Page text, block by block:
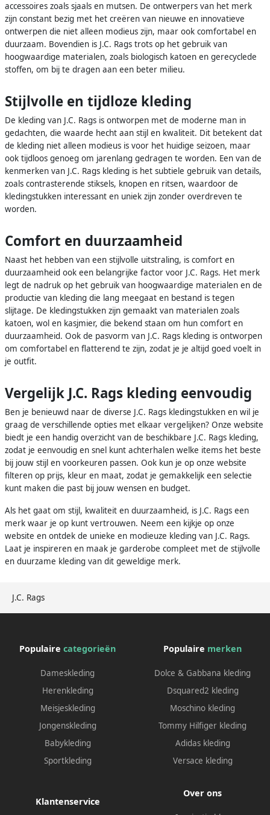
J.C. Rags
accessoires zoals sjaals en mutsen. De ontwerpers van het merk
zijn constant bezig met het creëren van nieuwe en innovatieve
ontwerpen die niet alleen modieus zijn, maar ook comfortabel en
duurzaam. Bovendien is J.C. Rags trots op het gebruik van
hoogwaardige materialen, zoals biologisch katoen en gerecyclede
stoffen, om bij te dragen aan een beter milieu.
Stijlvolle en tijdloze kleding
De kleding van J.C. Rags is ontworpen met de moderne man in
gedachten, die waarde hecht aan stijl en kwaliteit. Dit betekent dat
de kleding niet alleen modieus is voor het huidige seizoen, maar
ook tijdloos genoeg om jarenlang gedragen te worden. Een van de
kenmerken van J.C. Rags kleding is het subtiele gebruik van details,
zoals contrasterende stiksels, knopen en ritsen, waardoor de
kledingstukken interessant en uniek zijn zonder overdreven te
worden.
Comfort en duurzaamheid
Naast het hebben van een stijlvolle uitstraling, is comfort en
duurzaamheid ook een belangrijke factor voor J.C. Rags. Het merk
legt de nadruk op het gebruik van hoogwaardige materialen en de
productie van kleding die lang meegaat en bestand is tegen
slijtage. De kledingstukken zijn gemaakt van materialen zoals
katoen, wol en kasjmier, die bekend staan om hun comfort en
duurzaamheid. Ook de pasvorm van J.C. Rags kleding is ontworpen
om comfortabel en flatterend te zijn, zodat je je altijd goed voelt in
je outfit.
Vergelijk J.C. Rags kleding eenvoudig
Ben je benieuwd naar de diverse J.C. Rags kledingstukken en wil je
graag de verschillende opties met elkaar vergelijken? Onze website
biedt je een handig overzicht van de beschikbare J.C. Rags kleding,
zodat je eenvoudig en snel kunt achterhalen welke items het beste
bij jouw stijl en voorkeuren passen. Ook kun je op onze website
filteren op prijs, kleur en maat, zodat je gemakkelijk een selectie
kunt maken die past bij jouw wensen en budget.
Als het gaat om stijl, kwaliteit en duurzaamheid, is J.C. Rags een
merk waar je op kunt vertrouwen. Neem een kijkje op onze
website en ontdek de unieke en modieuze kleding van J.C. Rags.
Laat je inspireren en maak je garderobe compleet met de stijlvolle
en duurzame kleding van dit geweldige merk.
Populaire categorieën
Dameskleding
Herenkleding
Meisjeskleding
Jongenskleding
Babykleding
Sportkleding
Populaire merken
Dolce & Gabbana kleding
Dsquared2 kleding
Moschino kleding
Tommy Hilfiger kleding
Adidas kleding
Versace kleding
Klantenservice
Over ons